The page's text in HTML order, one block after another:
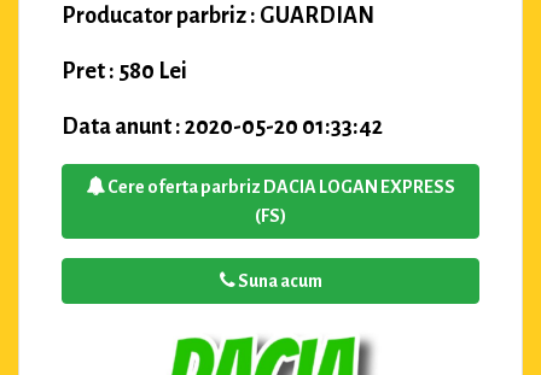
Producator parbriz : GUARDIAN
Pret : 580 Lei
Data anunt : 2020-05-20 01:33:42
Cere oferta parbriz DACIA LOGAN EXPRESS
(FS)
Suna acum